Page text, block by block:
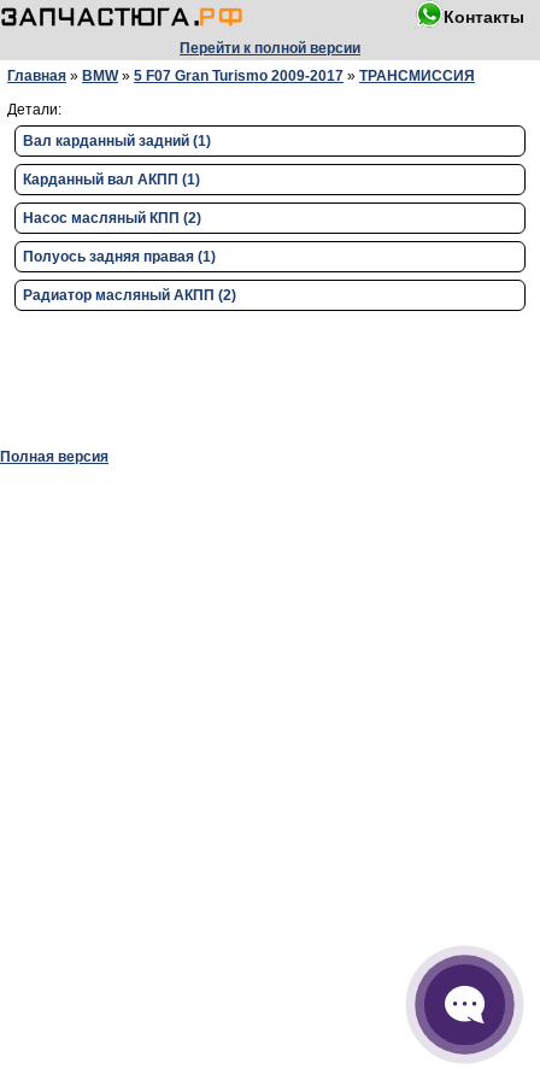
Контакты
Перейти к полной версии
Главная » BMW» 5 F07 Gran Turismo 2009-2017 » ТРАНСМИССИЯ
Детали:
Вал карданный задний (1)
Карданный вал АКПП (1)
Насос масляный КПП (2)
Полуось задняя правая (1)
Радиатор масляный АКПП (2)
Полная версия